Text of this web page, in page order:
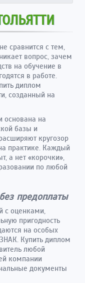
сравнится с тем,
вопрос, зачем
на обучение в
в работе.
диплом
созданный на
основана на
базы и
кругозор
практике. Каждый
а нет «корочки»,
по любой
предоплаты
с оценками,
пригодность
на особых
Купить диплом
любой
компании
документы